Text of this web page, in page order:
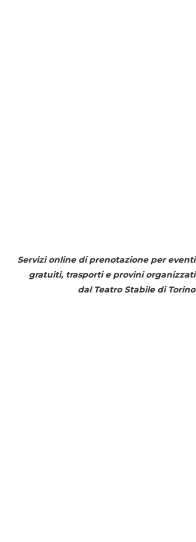
Servizi online di prenotazione per eventi
gratuiti, trasporti e provini organizzati
dal Teatro Stabile di Torino